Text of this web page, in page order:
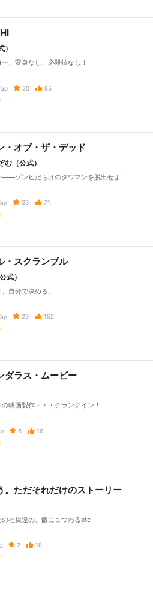
、変身なし、必殺技なし！
20
85
・オブ・ザ・デッド
む（公式）
――ゾンビだらけのタワマンを脱出せよ！
33
71
・スクランブル
式）
自分で決める。
29
152
ダラス・ムービー
映画製作・・・クランクイン！
6
16
。ただそれだけのストーリー
の社員達の、飯にまつわるetc
2
18